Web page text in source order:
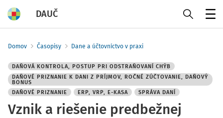
DAUČ
Domov Časopisy Dane a účtovníctvo v praxi
DAŇOVÁ KONTROLA, POSTUP PRI ODSTRAŇOVANÍ CHÝB
DAŇOVÉ PRIZNANIE K DANI Z PRÍJMOV, ROČNÉ ZÚČTOVANIE, DAŇOVÝ
BONUS
DAŇOVÉ PRIZNANIE
ERP, VRP, E-KASA SPRÁVA DANÍ
Vznik a riešenie predbežnej